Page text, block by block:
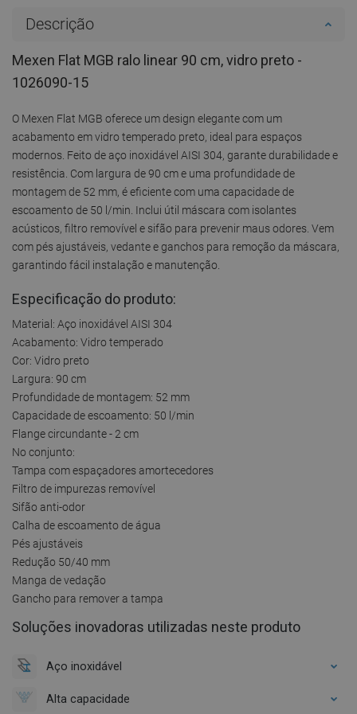
Descrição
Mexen Flat MGB ralo linear 90 cm, vidro preto -
1026090-15
O Mexen Flat MGB oferece um design elegante com um
acabamento em vidro temperado preto, ideal para espaços
modernos. Feito de aço inoxidável AISI 304, garante durabilidade e
resistência. Com largura de 90 cm e uma profundidade de
montagem de 52 mm, é eficiente com uma capacidade de
escoamento de 50 l/min. Inclui útil máscara com isolantes
acústicos, filtro removível e sifão para prevenir maus odores. Vem
com pés ajustáveis, vedante e ganchos para remoção da máscara,
garantindo fácil instalação e manutenção.
Especificação do produto:
Material: Aço inoxidável AISI 304
Acabamento: Vidro temperado
Cor: Vidro preto
Largura: 90 cm
Profundidade de montagem: 52 mm
Capacidade de escoamento: 50 l/min
Flange circundante - 2 cm
No conjunto:
Tampa com espaçadores amortecedores
Filtro de impurezas removível
Sifão anti-odor
Calha de escoamento de água
Pés ajustáveis
Redução 50/40 mm
Manga de vedação
Gancho para remover a tampa
Soluções inovadoras utilizadas neste produto
Aço inoxidável
Alta capacidade